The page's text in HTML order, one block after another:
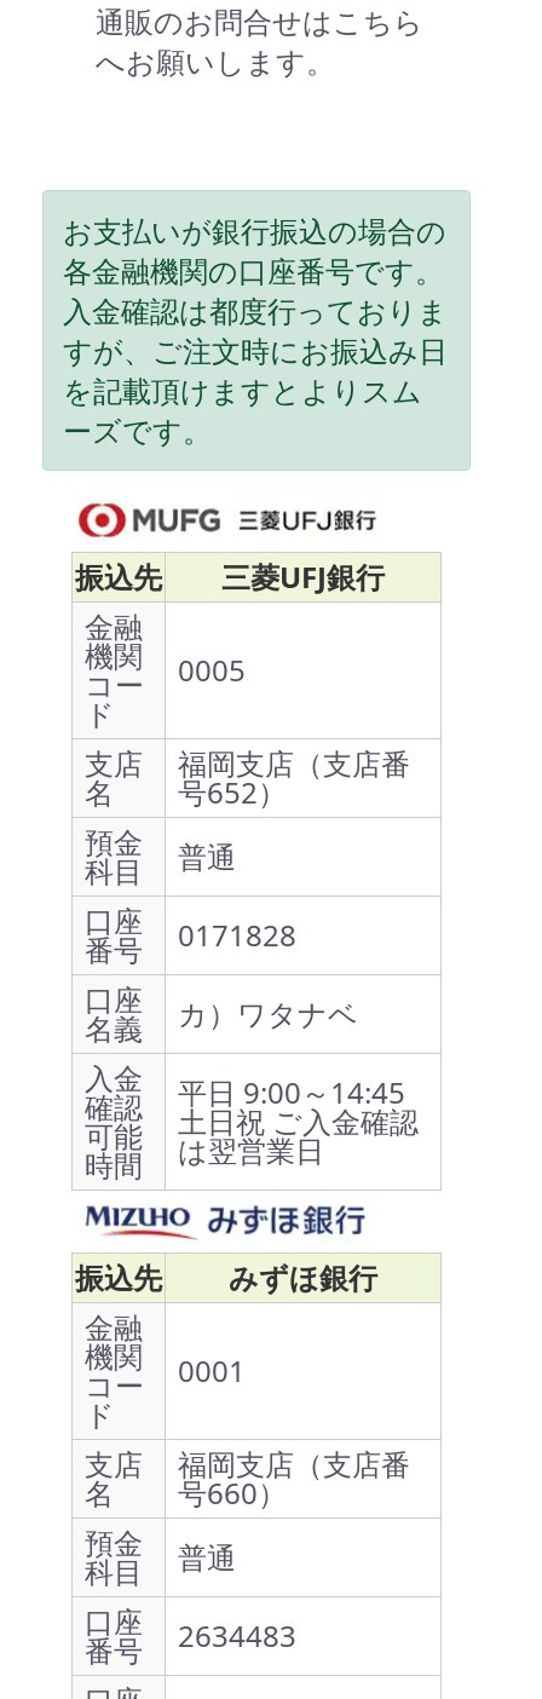
通販のお問合せはこちら
へお願いします。
お支払いが銀行振込の場合の
各金融機関の口座番号です。
入金確認は都度行っておりま
すが、ご注文時にお振込み日
を記載頂けますとよりスム
ーズです。
振込先
三菱UFJ銀行
金融
機関
コー
ド
0005
支店
名
福岡支店（支店番
号652）
預金
科目
普通
口座
番号
0171828
口座
名義
カ）ワタナベ
入金
確認
可能
時間
平日 9:00～14:45
土日祝 ご入金確認
は翌営業日
振込先
みずほ銀行
金融
機関
コー
ド
0001
支店
名
福岡支店（支店番
号660）
預金
科目
普通
口座
番号
2634483